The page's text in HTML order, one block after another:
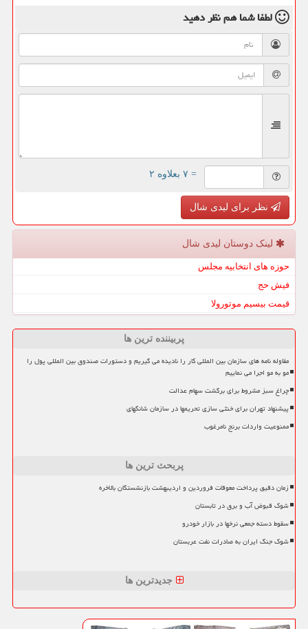
لطفا شما همنظر دهید
= ۷ بعلاوه ۲
نظر برای لیدی شال
لینک دوستان لیدی شال
حوزه های انتخابیه مجلس
فیش حج
قیمت بیسیم موتورولا
پربیننده ترین ها
مقاوله نامه های سازمان بین المللی کار را نادیده می گیریم و دستورات صندوق بین المللی پول را
مو به مو اجرا می نماییم
چراغ سبز مشروط برای برگشت سهام عدالت
پیشنهاد تهران برای خنثی سازی تحریمها در سازمان شانگهای
ممنوعیت واردات برنج نامرغوب
پربحث ترین ها
زمان دقیق پرداخت معوقات فروردین و اردیبهشت بازنشستگان بالاخره
شوک قبوض آب و برق در تابستان
سقوط دسته جمعی نرخها در بازار خودرو
شوک جنگ ایران به صادرات نفت عربستان
جدیدترین ها